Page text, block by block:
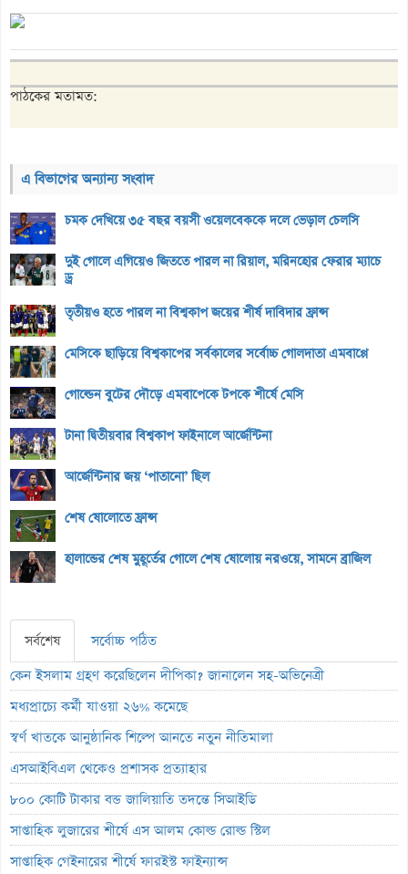
পাঠকের মতামত:
এ বিভাগের অন্যান্য সংবাদ
চমক দেখিয়ে ৩৫ বছর বয়সী ওয়েলবেককে দলে ভেড়াল চেলসি
দুই গোলে এগিয়েও জিততে পারল না রিয়াল, মরিনহোর ফেরার ম্যাচে
ড্র
তৃতীয়ও হতে পারল না বিশ্বকাপ জয়ের শীর্ষ দাবিদার ফ্রান্স
মেসিকে ছাড়িয়ে বিশ্বকাপের সর্বকালের সর্বোচ্চ গোলদাতা এমবাপ্পে
গোল্ডেন বুটের দৌড়ে এমবাপেকে টপকে শীর্ষে মেসি
টানা দ্বিতীয়বার বিশ্বকাপ ফাইনালে আর্জেন্টিনা
আর্জেন্টিনার জয় ‘পাতানো’ ছিল
শেষ ষোলোতে ফ্রান্স
হালান্ডের শেষ মুহূর্তের গোলে শেষ ষোলোয় নরওয়ে, সামনে ব্রাজিল
সর্বশেষ
সর্বোচ্চ পঠিত
কেন ইসলাম গ্রহণ করেছিলেন দীপিকা? জানালেন সহ-অভিনেত্রী
মধ্যপ্রাচ্যে কর্মী যাওয়া ২৬% কমেছে
স্বর্ণ খাতকে আনুষ্ঠানিক শিল্পে আনতে নতুন নীতিমালা
এসআইবিএল থেকেও প্রশাসক প্রত্যাহার
৮০০ কোটি টাকার বন্ড জালিয়াতি তদন্তে সিআইডি
সাপ্তাহিক লুজারের শীর্ষে এস আলম কোল্ড রোল্ড স্টিল
সাপ্তাহিক গেইনারের শীর্ষে ফারইস্ট ফাইন্যান্স